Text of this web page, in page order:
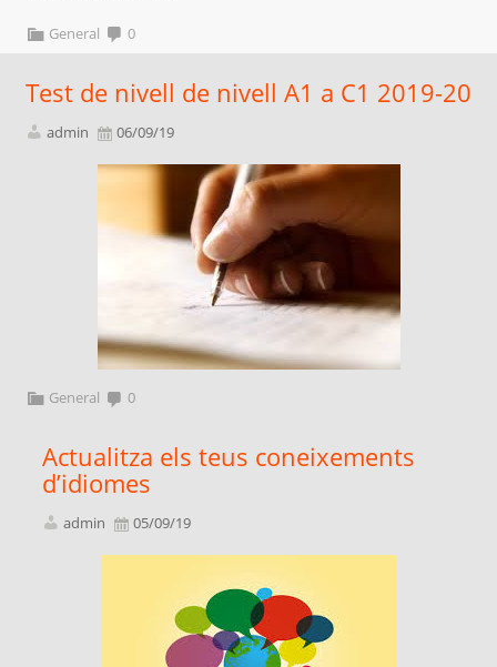
General 0
Test de nivell de nivell A1 a C1 2019-20
admin 06/09/19
General 0
Actualitza els teus coneixements
d’idiomes
admin 05/09/19